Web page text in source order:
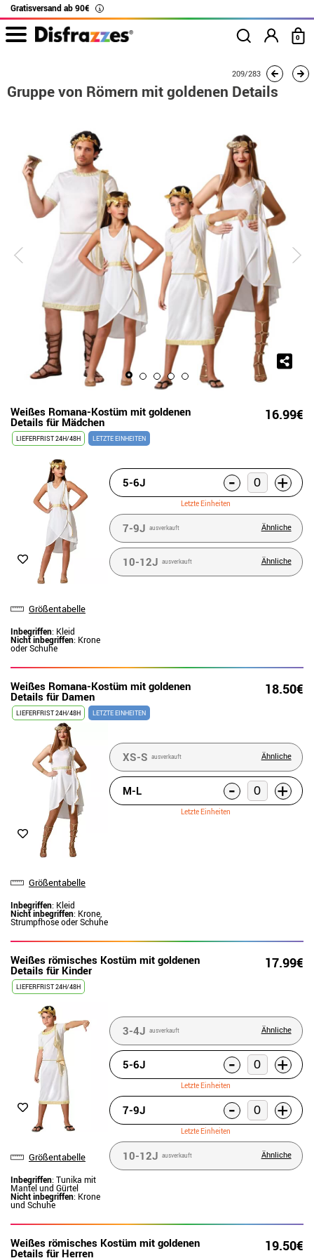
Gratisversand ab 90€ i
0
Gruppe von Römern mit goldenen
209/283
Gruppe von Römern mit goldenen Details
Weißes Romana-Kostüm mit goldenen
Details für Mädchen 16.99€
LIEFERFRIST 24H/48H LETZTE EINHEITEN
Größentabelle
Inbegriffen: Kleid
Nicht inbegriffen: Krone
oder Schuhe
5-6J - +
Letzte Einheiten
7-9J ausverkauft Ähnliche
10-12J ausverkauft Ähnliche
Weißes Romana-Kostüm mit goldenen
Details für Damen 18.50€
LIEFERFRIST 24H/48H LETZTE EINHEITEN
Größentabelle
Inbegriffen: Kleid
Nicht inbegriffen: Krone,
Strumpfhose oder Schuhe
XS-S ausverkauft Ähnliche
M-L - +
Letzte Einheiten
Weißes römisches Kostüm mit goldenen
Details für Kinder 17.99€
LIEFERFRIST 24H/48H
Größentabelle
Inbegriffen: Tunika mit
Mantel und Gürtel
Nicht inbegriffen: Krone
und Schuhe
3-4J ausverkauft Ähnliche
5-6J - +
Letzte Einheiten
7-9J - +
Letzte Einheiten
10-12J ausverkauft Ähnliche
Weißes römisches Kostüm mit goldenen
Details für Herren 19.50€